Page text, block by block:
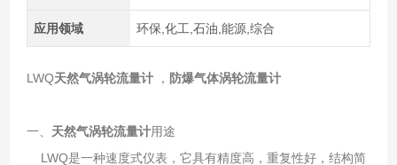
应用领域 环保,化工,石油,能源,综合
LWQ天然气涡轮流量计， 防爆气体涡轮流量计
一、 天然气涡轮流量计用途
LWQ是一种速度式仪表，它具有精度高，重复性好，结构简